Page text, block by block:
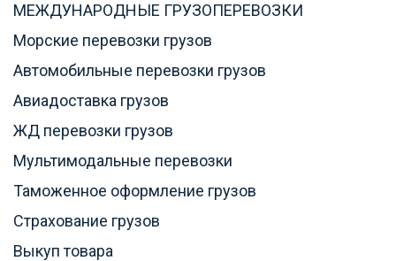
МЕЖДУНАРОДНЫЕ ГРУЗОПЕРЕВОЗКИ
Морские перевозки грузов
Автомобильные перевозки грузов
Авиадоставка грузов
ЖД перевозки грузов
Мультимодальные перевозки
Таможенное оформление грузов
Страхование грузов
Выкуп товара